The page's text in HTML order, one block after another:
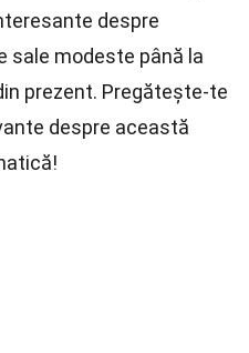
despre
sale modeste până la
prezent. Pregătește-te
despre această